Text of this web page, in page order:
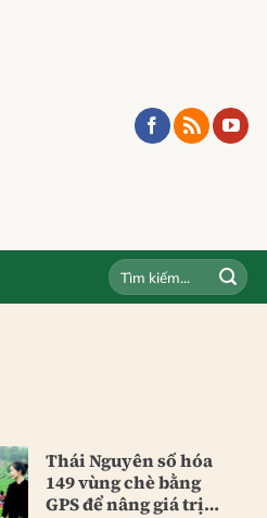
Thái Nguyên số hóa
149 vùng chè bằng
GPS để nâng giá trị